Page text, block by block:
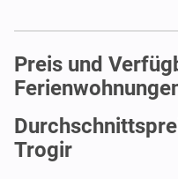
Preis und
Trogir